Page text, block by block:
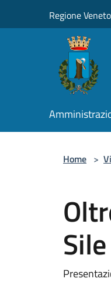
Regione Veneto
Home >
Sile